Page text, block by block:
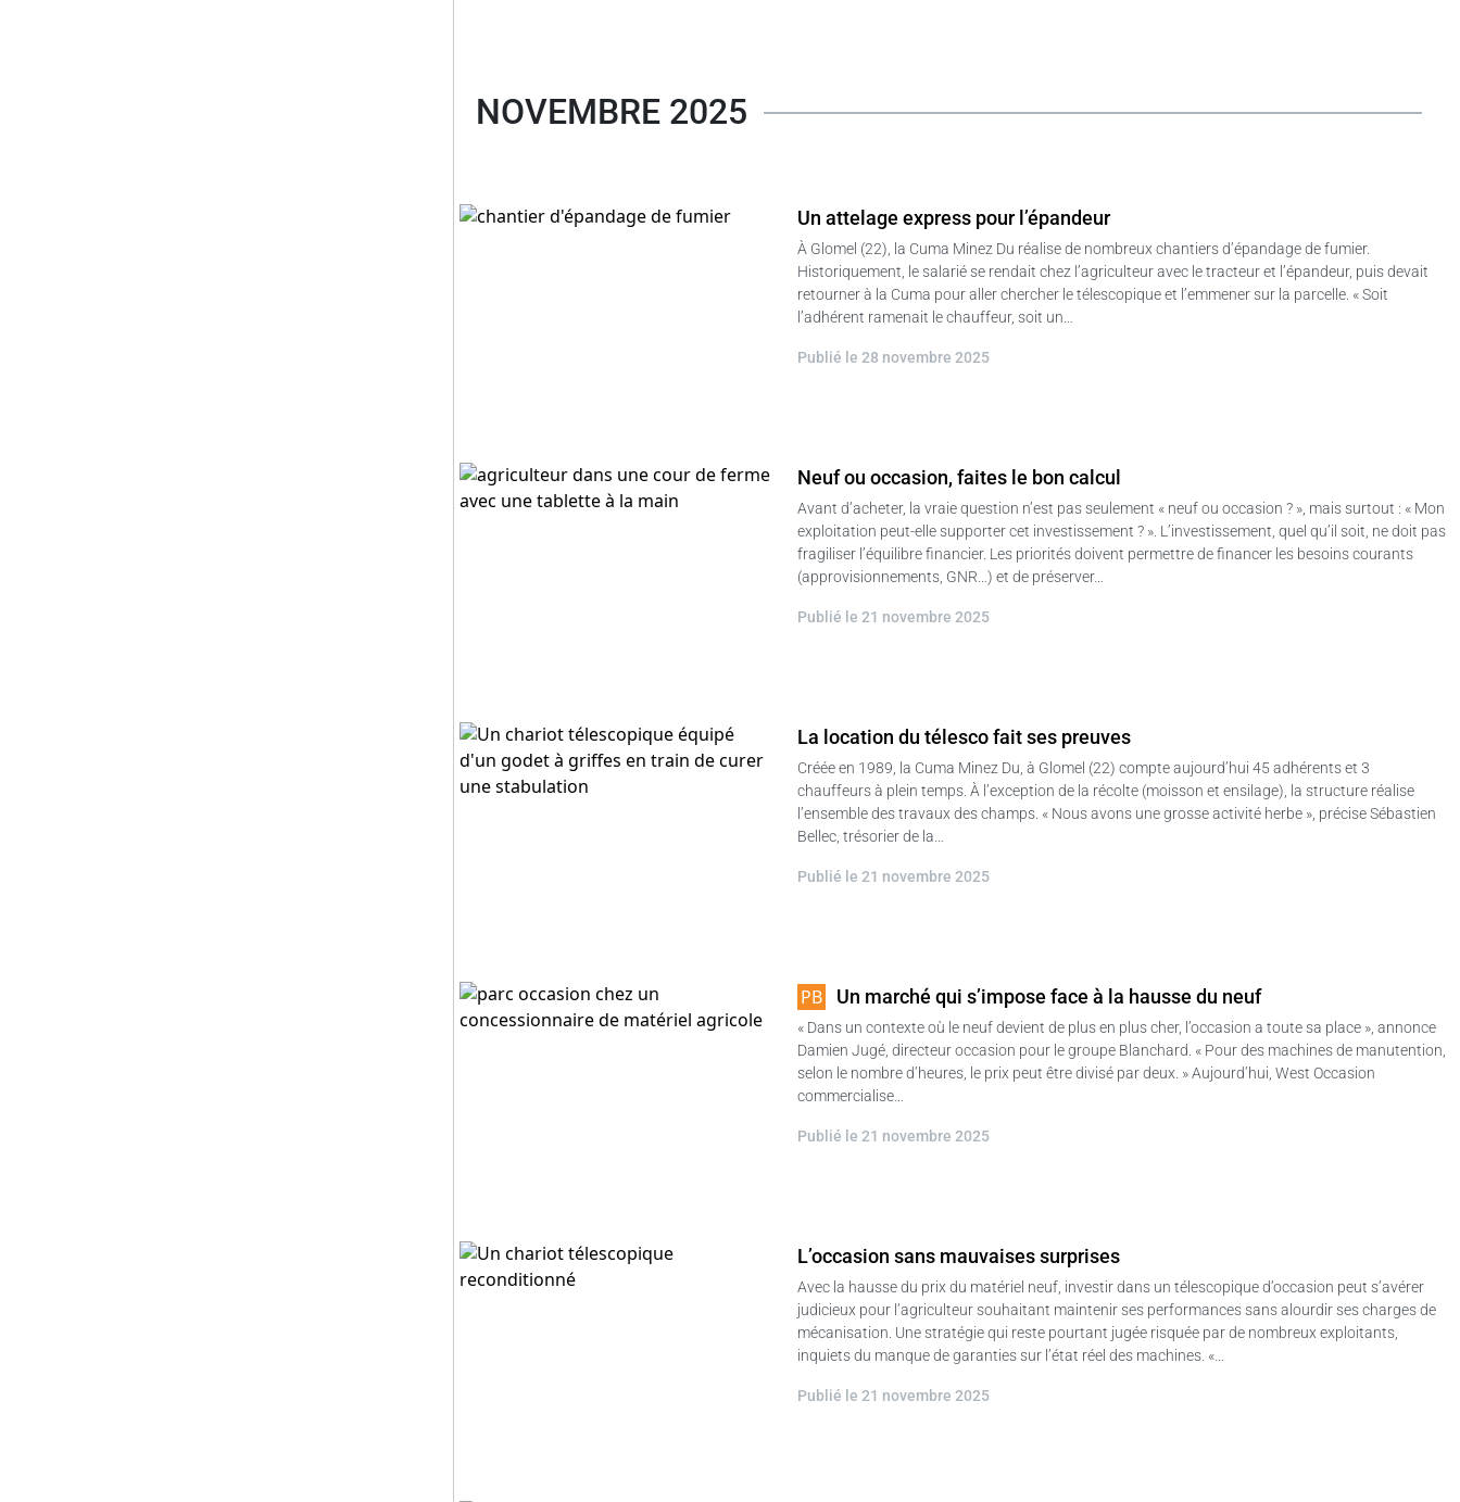
NOVEMBRE 2025
Un attelage express pour l’épandeur
À Glomel (22), la Cuma Minez Du réalise de nombreux chantiers d’épandage de fumier.
Historiquement, le salarié se rendait chez l’agriculteur avec le tracteur et l’épandeur, puis devait
retourner à la Cuma pour aller chercher le télescopique et l’emmener sur la parcelle. « Soit
l’adhérent ramenait le chauffeur, soit un…
Publié le 28 novembre 2025
Neuf ou occasion, faites le bon calcul
Avant d’acheter, la vraie question n’est pas seulement « neuf ou occasion ? », mais surtout : « Mon
exploitation peut-elle supporter cet investissement ? ». L’investissement, quel qu’il soit, ne doit pas
fragiliser l’équilibre financier. Les priorités doivent permettre de financer les besoins courants
(approvisionnements, GNR…) et de préserver…
Publié le 21 novembre 2025
La location du télesco fait ses preuves
Créée en 1989, la Cuma Minez Du, à Glomel (22) compte aujourd’hui 45 adhérents et 3
chauffeurs à plein temps. À l’exception de la récolte (moisson et ensilage), la structure réalise
l’ensemble des travaux des champs. « Nous avons une grosse activité herbe », précise Sébastien
Bellec, trésorier de la…
Publié le 21 novembre 2025
Un marché qui s’impose face à la hausse du neuf
« Dans un contexte où le neuf devient de plus en plus cher, l’occasion a toute sa place », annonce
Damien Jugé, directeur occasion pour le groupe Blanchard. « Pour des machines de manutention,
selon le nombre d’heures, le prix peut être divisé par deux. » Aujourd’hui, West Occasion
commercialise…
Publié le 21 novembre 2025
L’occasion sans mauvaises surprises
Avec la hausse du prix du matériel neuf, investir dans un télescopique d’occasion peut s’avérer
judicieux pour l’agriculteur souhaitant maintenir ses performances sans alourdir ses charges de
mécanisation. Une stratégie qui reste pourtant jugée risquée par de nombreux exploitants,
inquiets du manque de garanties sur l’état réel des machines. «…
Publié le 21 novembre 2025